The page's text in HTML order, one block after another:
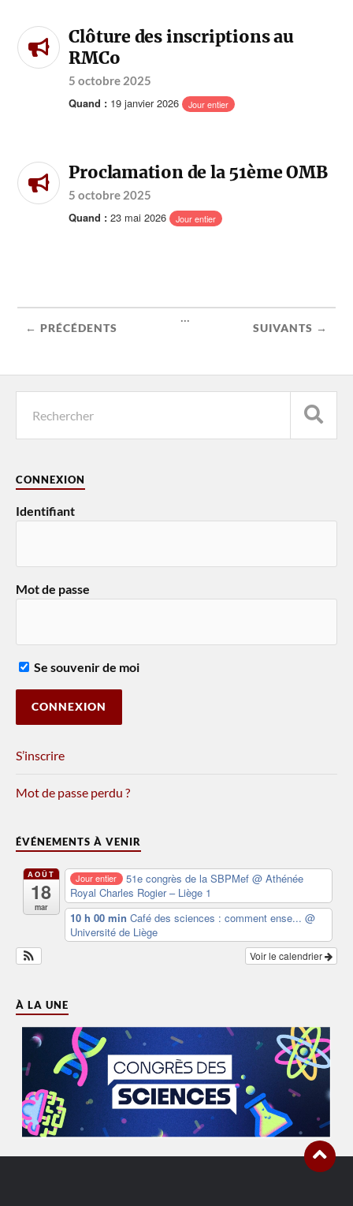
Clôture des inscriptions au
RMCo
5 octobre 2025
Quand : 19 janvier 2026 Jour entier
Proclamation de la 51ème OMB
5 octobre 2025
Quand : 23 mai 2026 Jour entier
← PRÉCÉDENTS
...
SUIVANTS →
CONNEXION
Identifiant
Mot de passe
Se souvenir de moi
S’inscrire
Mot de passe perdu ?
ÉVÉNEMENTS À VENIR
AOÛT
18
mar
Jour entier 51e congrès de la SBPMef@ Athénée
Royal Charles Rogier – Liège 1
10 h 00 min Café des sciences : comment ense... @
Université de Liège
Voir le calendrier
À LA UNE